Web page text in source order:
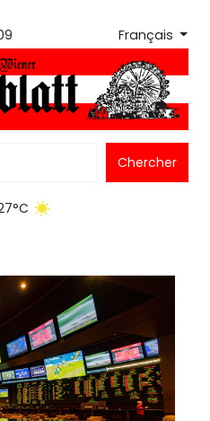
Français
Chercher